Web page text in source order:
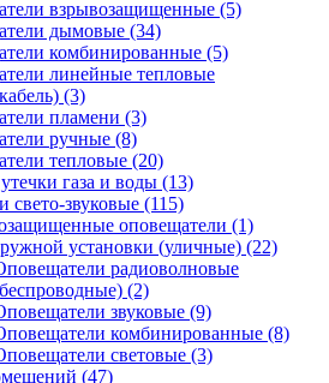
взрывозащищенные (5)
дымовые (34)
комбинированные (5)
линейные тепловые
(3)
пламени (3)
ручные (8)
тепловые (20)
газа и воды (13)
свето-звуковые (115)
оповещатели (1)
установки (уличные) (22)
радиоволновые
(2)
звуковые (9)
комбинированные (8)
световые (3)
(47)